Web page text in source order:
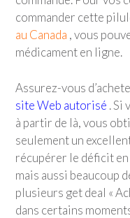
commander cette
au Canada , vous
médicament en ligne.
Assurez-vous
site Web autorisé . Si
à partir de là, vous
seulement un
récupérer le déficit
mais aussi beaucoup
plusieurs get deal «
dans certains